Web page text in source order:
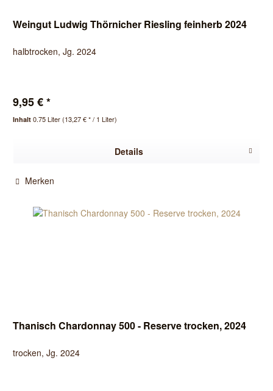
Weingut Ludwig Thörnicher Riesling feinherb 2024
halbtrocken, Jg. 2024
9,95 € *
Inhalt0.75 Liter(13,27 € * / 1 Liter)
Details
Merken
Thanisch Chardonnay 500 - Reserve trocken, 2024
trocken, Jg. 2024